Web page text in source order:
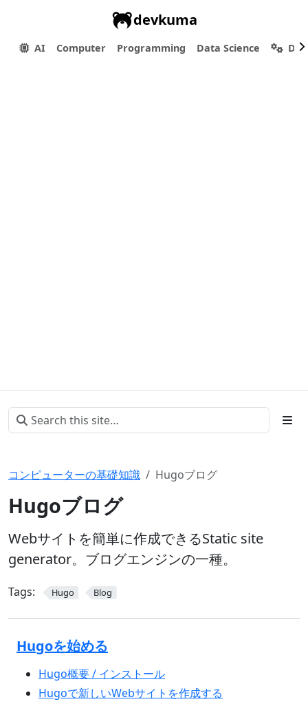
devkuma
AI Computer Programming Data Science
コンピューターの基礎知識 Hugoブログ
Hugoブログ
Webサイトを簡単に作成できるStatic site
generator。ブログエンジンの一種。
Tags: Hugo Blog
Hugoを始める
Hugo概要 / インストール
Hugoで新しいWebサイトを作成する